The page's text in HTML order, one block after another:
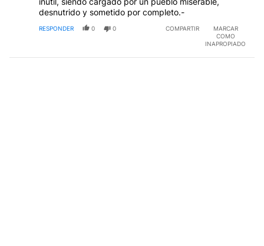
desnutrido y sometido por completo.-
RESPONDER 0 0 COMPARTIR
MARCAR
COMO
INAPROPIADO